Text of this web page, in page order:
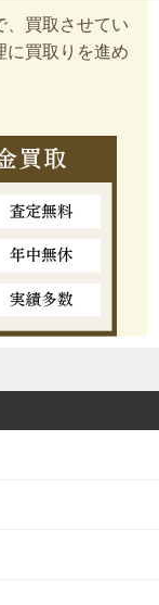
、買取させてい
に買取りを進め